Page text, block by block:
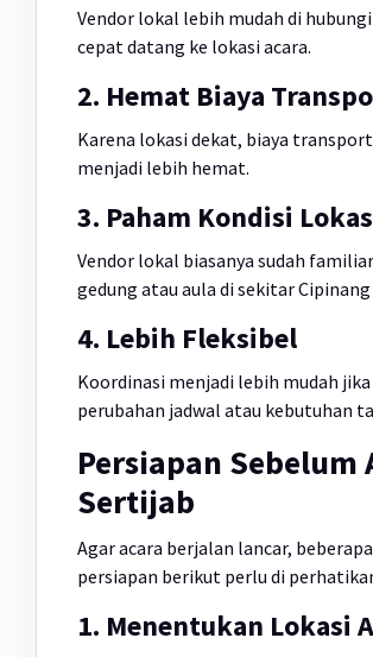
Vendor lokal lebih mudah di
cepat datang ke lokasi acara.
2. Hemat Biaya
Karena lokasi dekat, biaya
menjadi lebih hemat.
3. Paham Kondisi
Vendor lokal biasanya sudah
gedung atau aula di sekitar
4. Lebih Fleksibel
Koordinasi menjadi lebih mudah
perubahan jadwal atau kebutuhan
Persiapan Sebelum
Sertijab
Agar acara berjalan lancar, beberapa
persiapan berikut perlu di
1. Menentukan Lokasi